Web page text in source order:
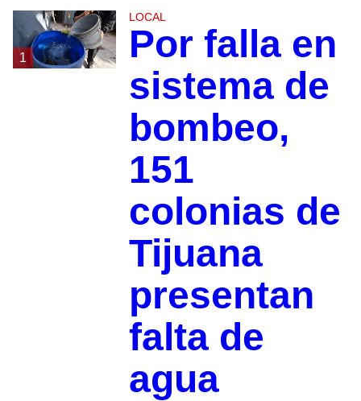
1
LOCAL
Por falla en
sistema de
bombeo,
151
colonias de
Tijuana
presentan
falta de
agua